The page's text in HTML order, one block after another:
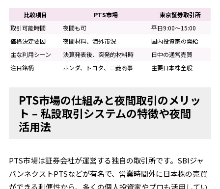
比較項目 PTS市場
東京証券取引所
取引可能時間
夜間も可
平日9:00～15:00
価格決定要因
夜間材料、海外市況
国内投資家の需給
主な利用シーン
決算発表後、突発的材料時
日中の通常売買
注目銘柄
ホンダ、トヨタ、三菱商事 主要日本株全般
PTS市場の仕組みと夜間取引のメリッ
ト – 私設取引システムの特徴や夜間
活用法
PTS市場は証券会社が運営する独自の取引所です。SBIジャ
パンネクストPTSなどが有名で、営業時間外に日本株の売買
ができる利便性から、多くの個人投資家やプロも活用してい